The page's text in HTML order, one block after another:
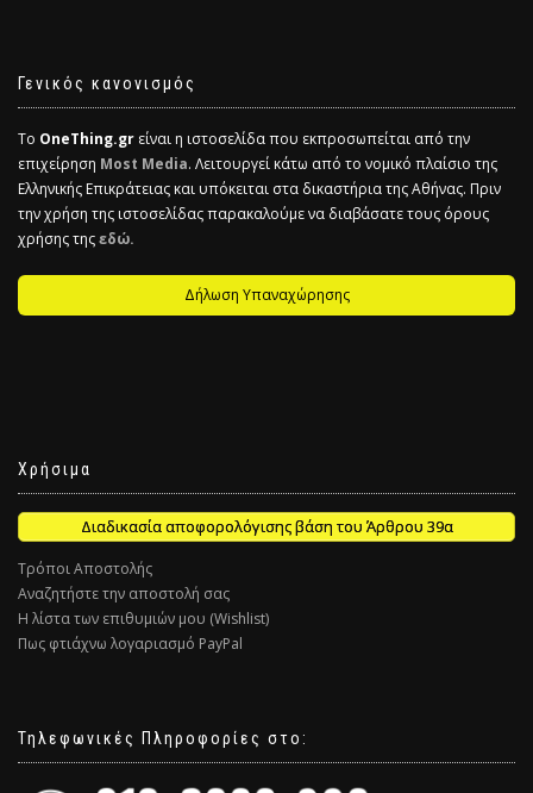
Γενικός κανονισμός
Το OneThing.gr είναι η ιστοσελίδα που εκπροσωπείται από την
επιχείρηση Most Media. Λειτουργεί κάτω από το νομικό πλαίσιο της
Ελληνικής Επικράτειας και υπόκειται στα δικαστήρια της Αθήνας. Πριν
την χρήση της ιστοσελίδας παρακαλούμε να διαβάσατε τους όρους
χρήσης τηςεδώ.
Δήλωση Υπαναχώρησης
Χρήσιμα
Διαδικασία αποφορολόγισης βάση του Άρθρου 39α
Τρόποι Αποστολής
Αναζητήστε την αποστολή σας
Η λίστα των επιθυμιών μου (Wishlist)
Πως φτιάχνω λογαριασμό PayPal
Τηλεφωνικές Πληροφορίες στο: